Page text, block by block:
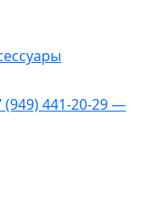
(949) 441-20-29 —